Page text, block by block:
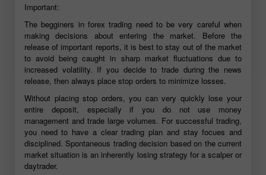
Important:
The begginers in forex trading need to be very careful when
making decisions about entering the market. Before the
release of important reports, it is best to stay out of the market
to avoid being caught in sharp market fluctuations due to
increased volatility. If you decide to trade during the news
release, then always place stop orders to minimize losses.
Without placing stop orders, you can very quickly lose your
entire deposit, especially if you do not use money
management and trade large volumes. For successful trading,
you need to have a clear trading plan and stay focues and
disciplined. Spontaneous trading decision based on the current
market situation is an inherently losing strategy for a scalper or
daytrader.